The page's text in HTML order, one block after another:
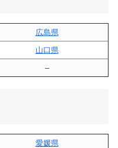
広島県
山口県
–
愛媛県